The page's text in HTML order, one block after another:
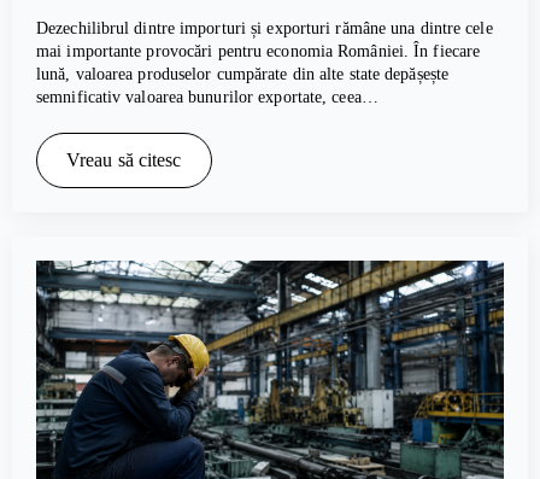
Dezechilibrul dintre importuri și exporturi rămâne una dintre cele
mai importante provocări pentru economia României. În fiecare
lună, valoarea produselor cumpărate din alte state depășește
semnificativ valoarea bunurilor exportate, ceea…
Vreau să citesc